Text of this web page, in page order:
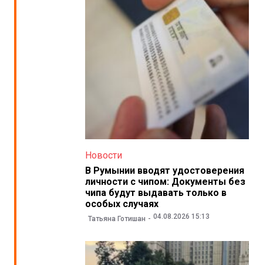
Новости
В Румынии вводят удостоверения
личности с чипом: Документы без
чипа будут выдавать только в
особых случаях
Татьяна Готишан 04.08.2026 15:13